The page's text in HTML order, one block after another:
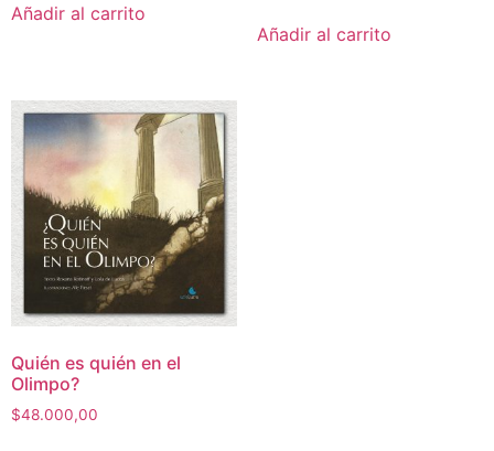
Añadir al carrito
Añadir al carrito
Quién es quién en el
Olimpo?
$48.000,00